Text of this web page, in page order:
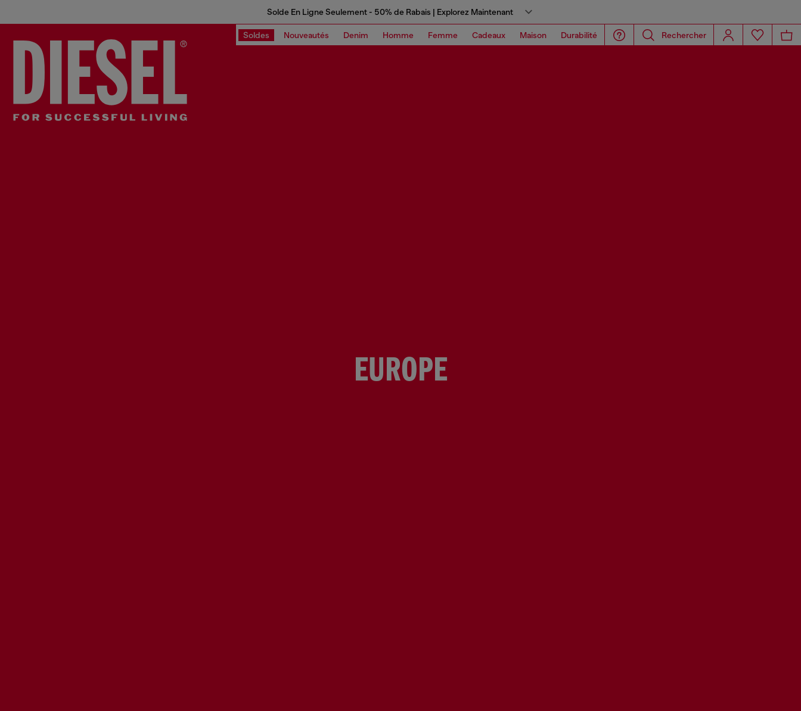
Solde En Ligne Seulement - 50% de Rabais | Explorez Maintenant
Soldes Nouveautés Denim Homme Femme Cadeaux Maison Durabilité Rechercher
EUROPE